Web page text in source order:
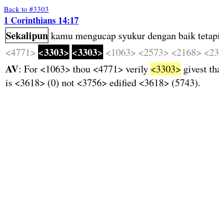
Back to #3303
1 Corinthians 14:17
Sekalipun kamumengucap syukurdenganbaik
<4771> <3303> <3303> <1063> <2573> <2168>
AV: For <1063> thou <4771> verily <3303> givest
is <3618> (0) not <3756> edified <3618> (5743).